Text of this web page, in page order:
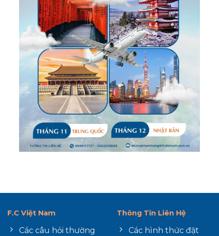
F.C Việt Nam
Các câu hỏi thường
Thông Tin Liên Hệ
Các hình thức đặt